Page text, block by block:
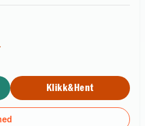
Klikk&Hent